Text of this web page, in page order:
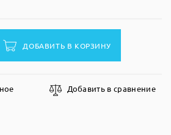
ДОБАВИТЬ В КОРЗИНУ
Добавить в сравнение